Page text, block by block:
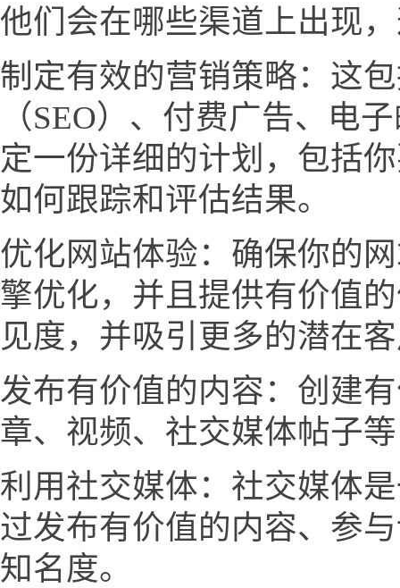
他们会在哪些渠道上出现
制定有效的营销策略：这
（SEO）、付费广告、电
定一份详细的计划，包括
如何跟踪和评估结果。
优化网站体验：确保你的
擎优化，并且提供有价值
见度，并吸引更多的潜在
发布有价值的内容：创建
章、视频、社交媒体帖子
利用社交媒体：社交媒体
过发布有价值的内容、参
知名度。